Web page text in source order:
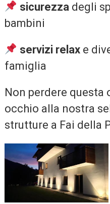
sicurezza degli
bambini
servizi relax e
famiglia
Non perdere questa
occhio alla nostra
strutture a Fai della